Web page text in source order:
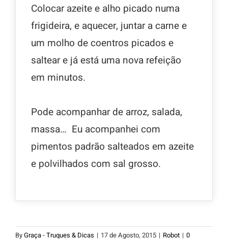
Colocar azeite e alho picado numa
frigideira, e aquecer, juntar a carne e
um molho de coentros picados e
saltear e já está uma nova refeição
em minutos.
Pode acompanhar de arroz, salada,
massa… Eu acompanhei com
pimentos padrão salteados em azeite
e polvilhados com sal grosso.
ByGraça - Truques & Dicas | 17 de Agosto, 2015 | Robot | 0